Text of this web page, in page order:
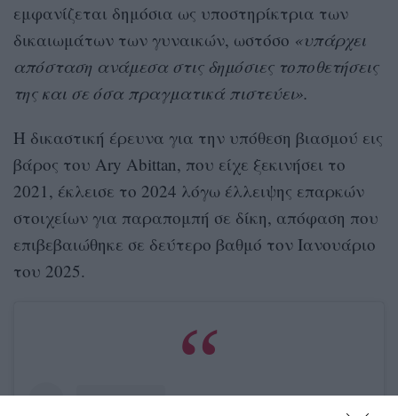
εμφανίζεται δημόσια ως υποστηρίκτρια των
δικαιωμάτων των γυναικών, ωστόσο «υπάρχει
απόσταση ανάμεσα στις δημόσιες τοποθετήσεις
της και σε όσα πραγματικά πιστεύει».
Η δικαστική έρευνα για την υπόθεση βιασμού εις
βάρος του Ary Abittan, που είχε ξεκινήσει το
2021, έκλεισε το 2024 λόγω έλλειψης επαρκών
στοιχείων για παραπομπή σε δίκη, απόφαση που
επιβεβαιώθηκε σε δεύτερο βαθμό τον Ιανουάριο
του 2025.